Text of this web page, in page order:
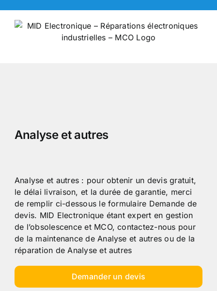
content
Analyse et autres
Analyse et autres : pour obtenir un devis gratuit,
le délai livraison, et la durée de garantie, merci
de remplir ci-dessous le formulaire Demande de
devis. MID Electronique étant expert en gestion
de l’obsolescence et MCO, contactez-nous pour
de la maintenance de Analyse et autres ou de la
réparation de Analyse et autres
Demander un devis